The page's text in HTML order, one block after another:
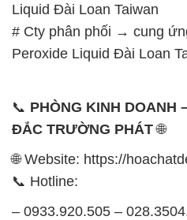
Liquid Đài Loan Taiwan
# Cty phân phối → cung
Peroxide Liquid Đài Loan
📞 PHÒNG KINH DOANH
ĐẮC TRƯỜNG PHÁT🌐
🌐 Website: https://
📞 Hotline:
– 0933.920.505 –